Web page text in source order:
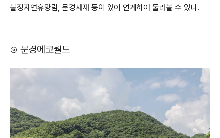
불정자연휴양림, 문경새재 등이 있어 연계하여 둘러볼 수 있다.
⊙ 문경에코월드